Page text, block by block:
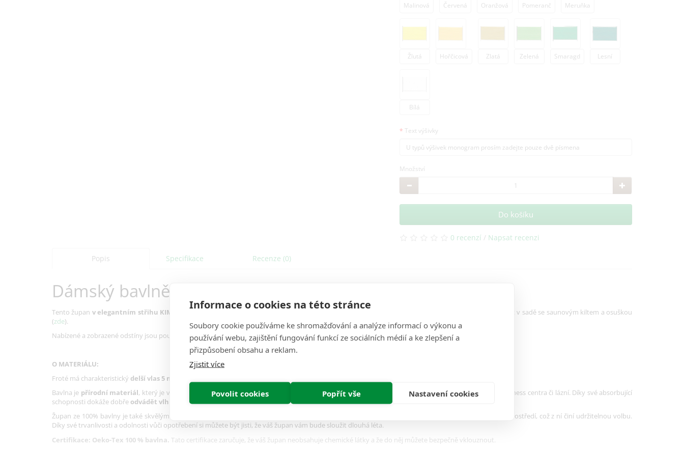
Informace o cookies na této stránce
Soubory cookie používáme ke shromažďování a analýze informací o výkonu a
používání webu, zajištění fungování funkcí ze sociálních médií a ke zlepšení a
přizpůsobení obsahu a reklam.
Zjistit více
Povolit cookies Popřít vše Nastavení cookies
Malinová Červená Oranžová Pomeranč Meruňka
Žlutá Hořčicová Zlatá Zelená Smaragd Lesní
Bílá
Text výšivky
Množství
Do košíku
0 recenzí / Napsat recenzi
Popis Specifikace Recenze (0)
Dámský bavlněný župan s výšivkou hnědý
Tento župan v elegantním střihu KIMONO
. Župan je možné koupit v sadě se saunovým kiltem a osuškou
(zde).
Nabízené a zobrazené odstíny jsou pouze informativní, monitor může tón barvy lehce zkreslovat.
O MATERIÁLU:
Froté má charakteristický delší vlas 5 mm
Bavlna je přírodní materiál, který je velmi měkký, pohodlný a prodyšný
, což z něj činí ideální volbu pro domácí pohodu nebo skvělý doplněk do wellness centra či lázní. Díky své absorbující
schopnosti dokáže dobře odvádět vlhkost a udržovat pokožku suchou. Navíc je bavlnahypoalergenní, takže je vhodná i pro citlivou pokožku.
Župan ze 100% bavlny je také skvělým řešením pro ty, kteří preferují
. Bavlna je biologicky odbouratelná a šetrná k životnímu prostředí, což z ní činí udržitelnou volbu.
Díky své trvanlivosti a odolnosti vůči opotřebení si můžete být jisti, že váš župan vám bude sloužit dlouhá léta.
Certifikace: Oeko-Tex 100 % bavlna. Tato certifikace zaručuje, že váš župan neobsahuje chemické látky a že do něj můžete bezpečně vklouznout.